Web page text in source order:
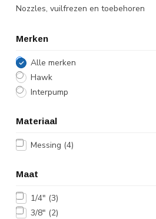
Nozzles, vuilfrezen en toebehoren
Merken
Alle merken
Hawk
Interpump
Materiaal
Messing (4)
Maat
1/4" (3)
3/8" (2)